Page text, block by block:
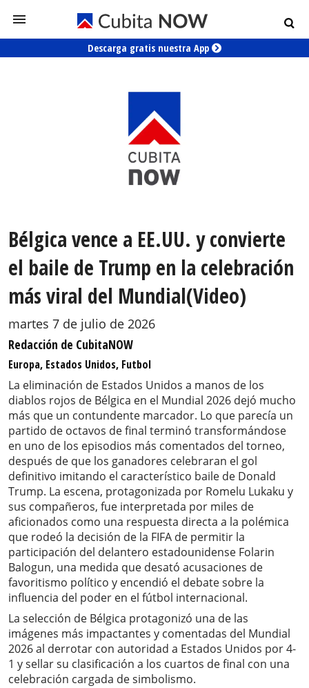
Descarga gratis nuestra App
Bélgica vence a EE.UU. y convierte
el baile de Trump en la celebración
más viral del Mundial(Video)
martes 7 de julio de 2026
Redacción de CubitaNOW
Europa, Estados Unidos, Futbol
La eliminación de Estados Unidos a manos de los
diablos rojos de Bélgica en el Mundial 2026 dejó mucho
más que un contundente marcador. Lo que parecía un
partido de octavos de final terminó transformándose
en uno de los episodios más comentados del torneo,
después de que los ganadores celebraran el gol
definitivo imitando el característico baile de Donald
Trump. La escena, protagonizada por Romelu Lukaku y
sus compañeros, fue interpretada por miles de
aficionados como una respuesta directa a la polémica
que rodeó la decisión de la FIFA de permitir la
participación del delantero estadounidense Folarin
Balogun, una medida que desató acusaciones de
favoritismo político y encendió el debate sobre la
influencia del poder en el fútbol internacional.
La selección de Bélgica protagonizó una de las
imágenes más impactantes y comentadas del Mundial
2026 al derrotar con autoridad a Estados Unidos por 4-
1 y sellar su clasificación a los cuartos de final con una
celebración cargada de simbolismo.